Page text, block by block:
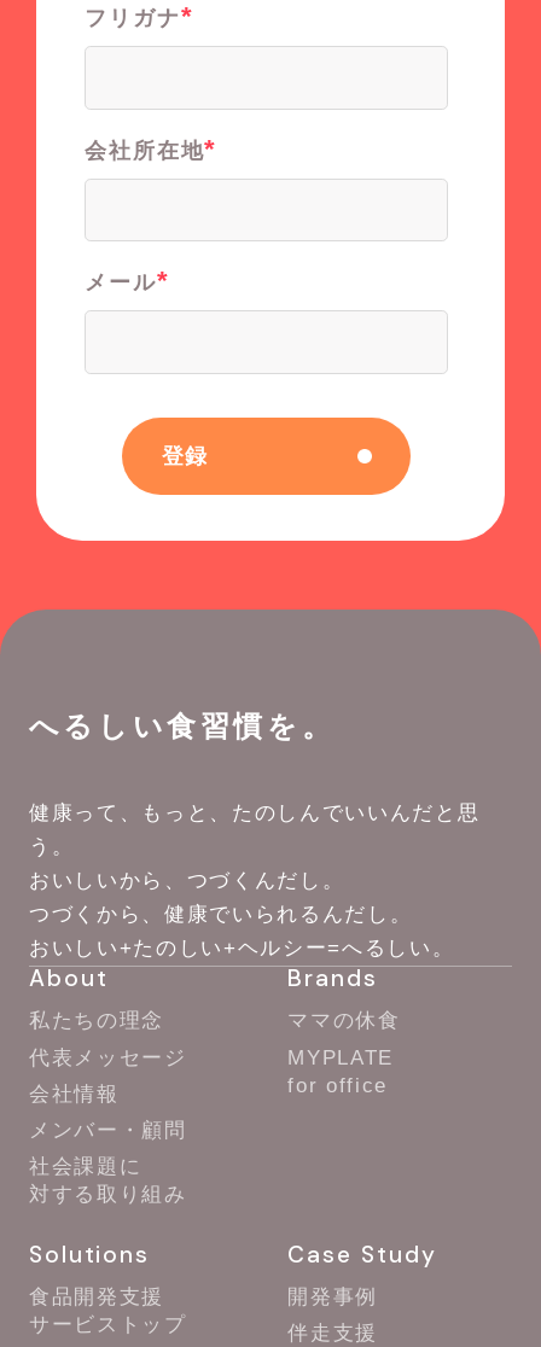
フリガナ*
会社所在地*
メール*
へるしい食習慣を。
健康って、もっと、たのしんでいいんだと思
う。
おいしいから、つづくんだし。
つづくから、健康でいられるんだし。
おいしい+たのしい+ヘルシー=へるしい。
About
私たちの理念
代表メッセージ
会社情報
メンバー・顧問
社会課題に
対する取り組み
Brands
ママの休食
MYPLATE
for office
Solutions
食品開発支援
サービストップ
Case Study
開発事例
伴走支援